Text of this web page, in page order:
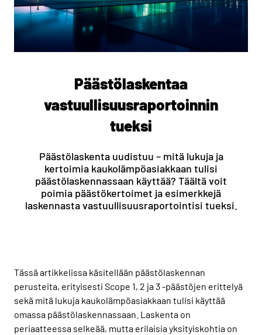
Päästölaskentaa
vastuullisuusraportoinnin
tueksi
Päästölaskenta uudistuu – mitä lukuja ja
kertoimia kaukolämpöasiakkaan tulisi
päästölaskennassaan käyttää? Täältä voit
poimia päästökertoimet ja esimerkkejä
laskennasta vastuullisuusraportointisi tueksi.
Tässä artikkelissa käsitellään päästölaskennan
perusteita, erityisesti Scope 1, 2 ja 3 -päästöjen erittelyä
sekä mitä lukuja kaukolämpöasiakkaan tulisi käyttää
omassa päästölaskennassaan. Laskenta on
periaatteessa selkeää, mutta erilaisia yksityiskohtia on